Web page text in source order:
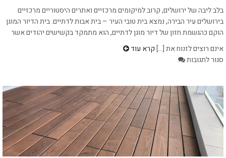
בלב ליבה של ירושלים, קרוב למיקומים מרכזיים ואתרים היסטוריים מרכזיים
בירושלים עיר הבירה, נמצא בית טובי העיר – בית אבות לדתיים. בית הדיור המוגן
הוקם כהגשמת חזון של דיור מוגן לדתיים, הוא מתמקד בקשישים יהודים אשר
אינם רוצים לזנוח את [...]קרא עוד
סגור לתגובותעל
בתוך
בית
אבות
לדתיים